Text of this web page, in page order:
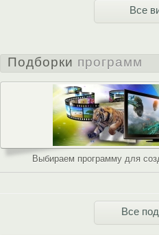
Все
Подборки программ
Выбираем программу для
Все